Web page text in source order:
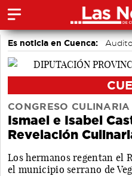
Es noticia en Cuenca:
CONGRESO
Ismael e Isabel
Revelación
Los hermanos regentan el
el municipio serrano de